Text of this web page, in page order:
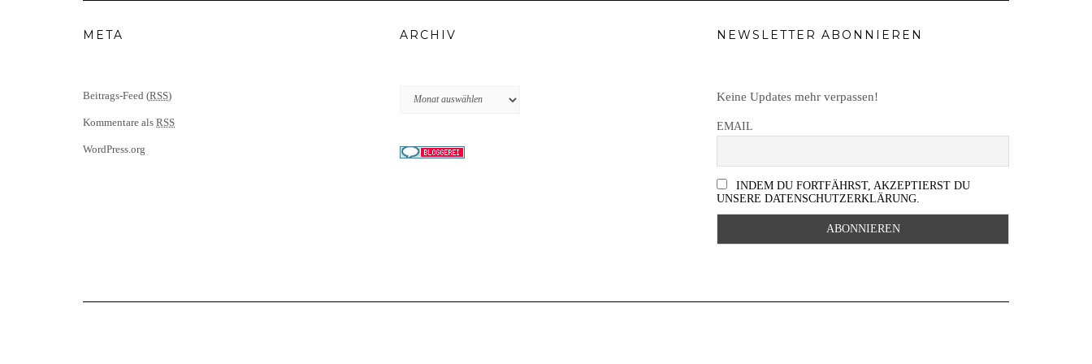
META
Beitrags-Feed (RSS)
Kommentare als RSS
WordPress.org
ARCHIV
Archiv
NEWSLETTER ABONNIEREN
Keine Updates mehr verpassen!
EMAIL
INDEM DU FORTFÄHRST, AKZEPTIERST DU
UNSERE DATENSCHUTZERKLÄRUNG.